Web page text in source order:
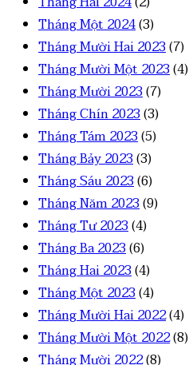
Tháng Một 2024(3)
Tháng Mười Hai 2023(7)
Tháng Mười Một 2023(4)
Tháng Mười 2023(7)
Tháng Chín 2023(3)
Tháng Tám 2023(5)
Tháng Bảy 2023(3)
Tháng Sáu 2023(6)
Tháng Năm 2023(9)
Tháng Tư 2023(4)
Tháng Ba 2023(6)
Tháng Hai 2023(4)
Tháng Một 2023(4)
Tháng Mười Hai 2022(4)
Tháng Mười Một 2022(8)
Tháng Mười 2022(8)